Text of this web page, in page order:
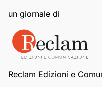
un giornale di
Reclam Edizioni e